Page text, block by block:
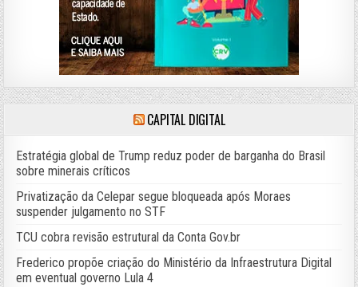
CAPITAL DIGITAL
Estratégia global de Trump reduz poder de barganha do Brasil
sobre minerais críticos
Privatização da Celepar segue bloqueada após Moraes
suspender julgamento no STF
TCU cobra revisão estrutural da Conta Gov.br
Frederico propõe criação do Ministério da Infraestrutura Digital
em eventual governo Lula 4